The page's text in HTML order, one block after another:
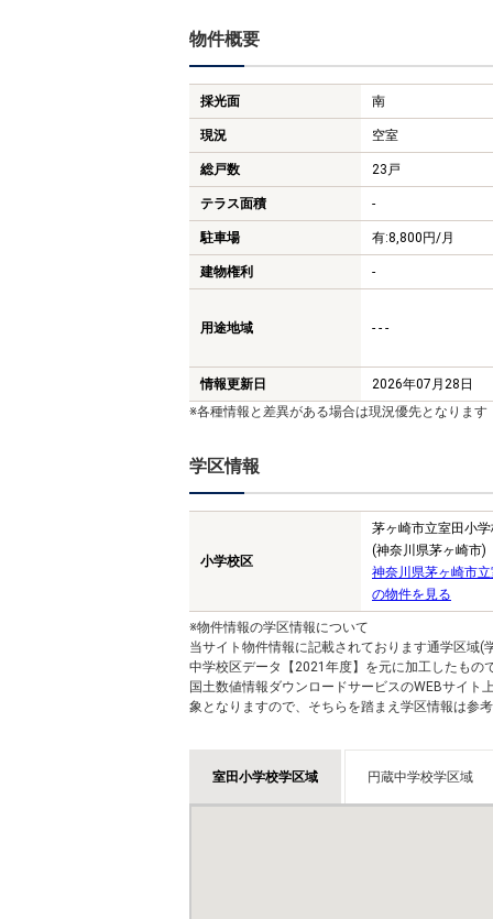
物件概要
採光面 南
現況 空室
総戸数 23戸
テラス面積 -
駐車場 有:8,800円/月
建物権利 -
用途地域 - - -
情報更新日
2026年07月28日
※各種情報と差異がある場合は現況優先となります
学区情報
小学校区
茅ヶ崎市立室田小
(神奈川県茅ヶ崎市)
神奈川県茅ヶ崎市
の物件を見る
※物件情報の学区情報について
当サイト物件情報に記載されております通学区域
中学校区データ【2021年度】を元に加工したもの
国土数値情報ダウンロードサービスのWEBサイ
象となりますので、そちらを踏まえ学区情報は参
室田小学校学区域 円蔵中学校学区域